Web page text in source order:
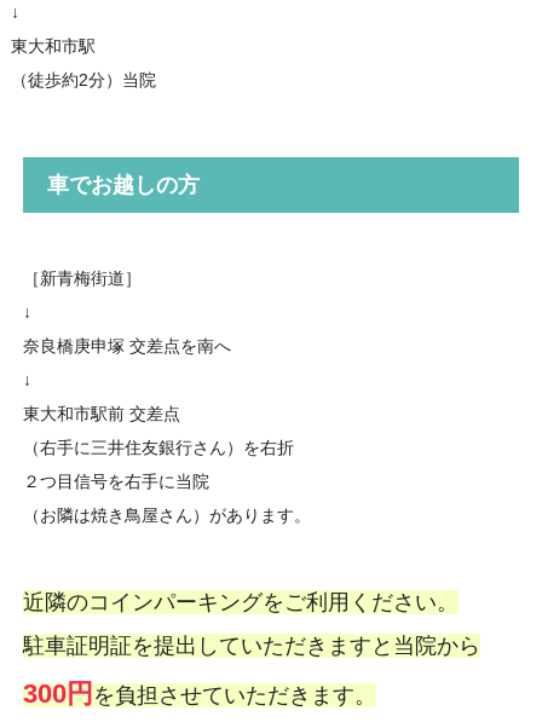
↓
東大和市駅
（徒歩約2分）当院
車でお越しの方
［新青梅街道］
↓
奈良橋庚申塚 交差点を南へ
↓
東大和市駅前 交差点
（右手に三井住友銀行さん）を右折
２つ目信号を右手に当院
（お隣は焼き鳥屋さん）があります。
近隣のコインパーキングをご利用ください。
駐車証明証を提出していただきますと当院から
300円を負担させていただきます。